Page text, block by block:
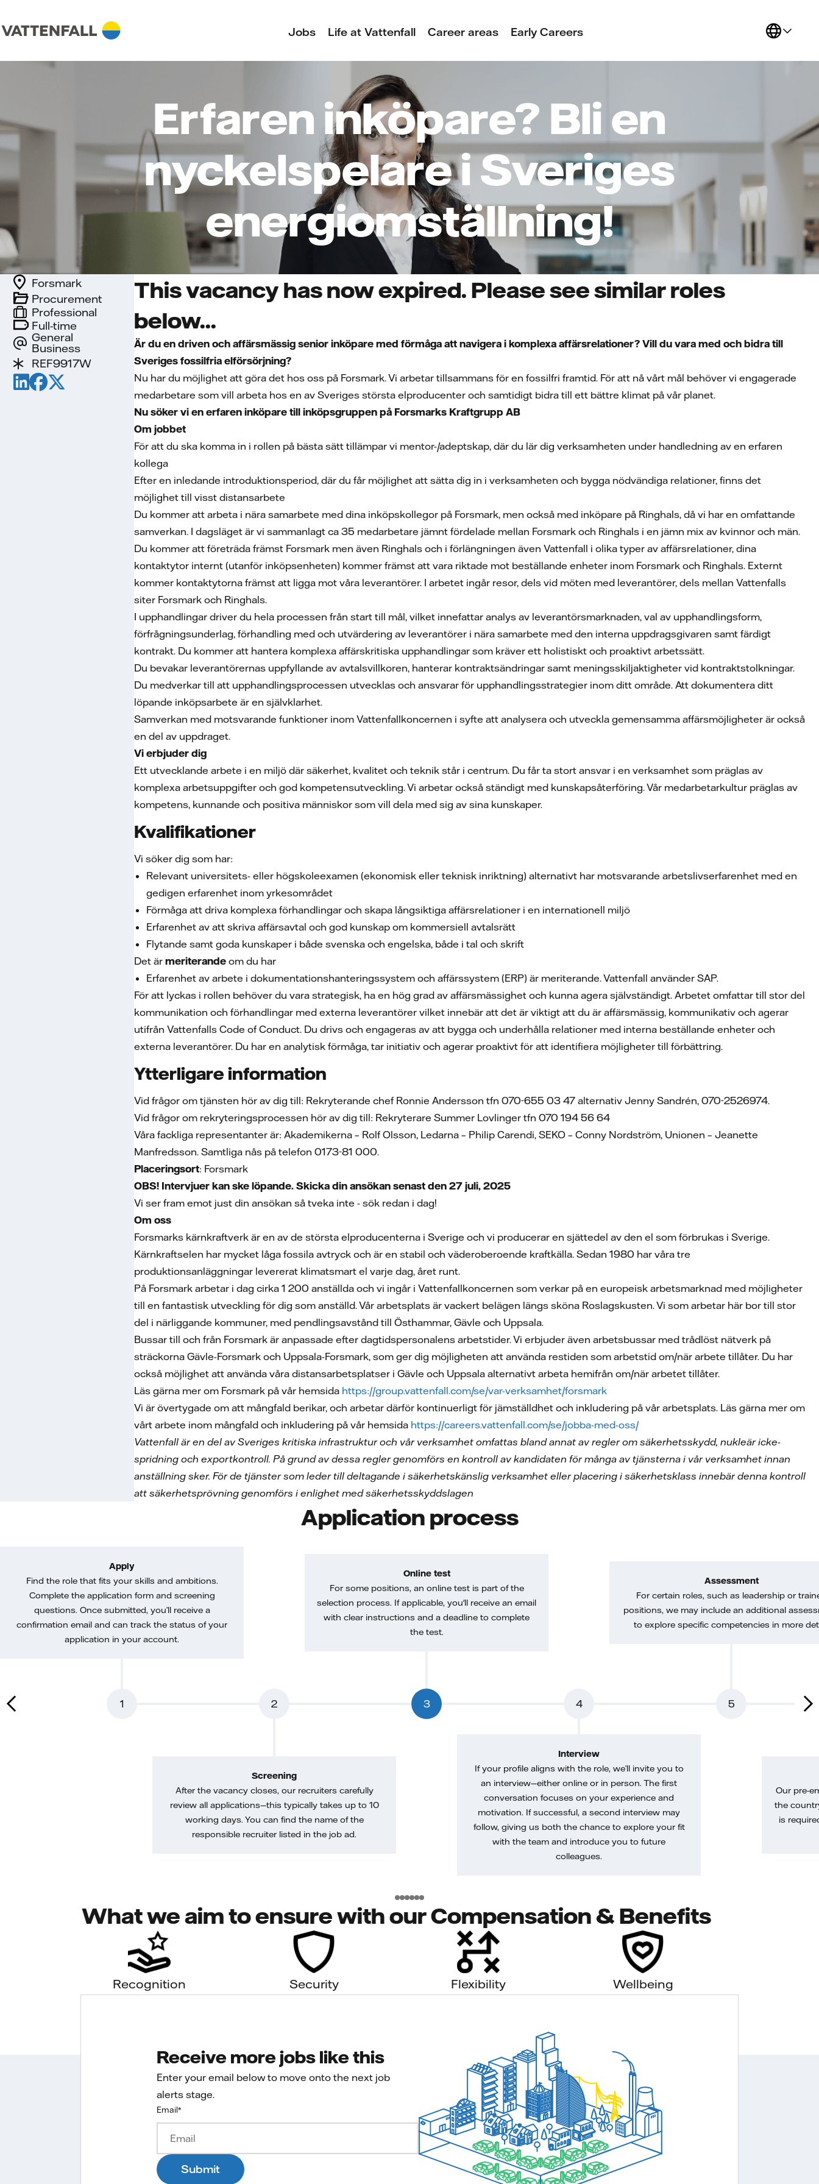
Jobs Life at Vattenfall Career areas Early Careers
Erfaren inköpare? Bli en
nyckelspelare i Sveriges
energiomställning!
Full-time
General
Business
Procurement
Forsmark
Professional
REF9917W
This vacancy has now expired. Please see similar roles
below...
Är du en driven och affärsmässig senior inköpare med förmåga att navigera i komplexa affärsrelationer? Vill du vara med och bidra till
Sveriges fossilfria elförsörjning?
Nu har du möjlighet att göra det hos oss på Forsmark. Vi arbetar tillsammans för en fossilfri framtid. För att nå vårt mål behöver vi engagerade
medarbetare som vill arbeta hos en av Sveriges största elproducenter och samtidigt bidra till ett bättre klimat på vår planet.
Nu söker vi en erfaren inköpare till inköpsgruppen på Forsmarks Kraftgrupp AB
Om jobbet
För att du ska komma in i rollen på bästa sätt tillämpar vi mentor-/adeptskap, där du lär dig verksamheten under handledning av en erfaren
kollega
Efter en inledande introduktionsperiod, där du får möjlighet att sätta dig in i verksamheten och bygga nödvändiga relationer, finns det
möjlighet till visst distansarbete
Du kommer att arbeta i nära samarbete med dina inköpskollegor på Forsmark, men också med inköpare på Ringhals, då vi har en omfattande
samverkan. I dagsläget är vi sammanlagt ca 35 medarbetare jämnt fördelade mellan Forsmark och Ringhals i en jämn mix av kvinnor och män.
Du kommer att företräda främst Forsmark men även Ringhals och i förlängningen även Vattenfall i olika typer av affärsrelationer, dina
kontaktytor internt (utanför inköpsenheten) kommer främst att vara riktade mot beställande enheter inom Forsmark och Ringhals. Externt
kommer kontaktytorna främst att ligga mot våra leverantörer. I arbetet ingår resor, dels vid möten med leverantörer, dels mellan Vattenfalls
siter Forsmark och Ringhals.
I upphandlingar driver du hela processen från start till mål, vilket innefattar analys av leverantörsmarknaden, val av upphandlingsform,
förfrågningsunderlag, förhandling med och utvärdering av leverantörer i nära samarbete med den interna uppdragsgivaren samt färdigt
kontrakt. Du kommer att hantera komplexa affärskritiska upphandlingar som kräver ett holistiskt och proaktivt arbetssätt.
Du bevakar leverantörernas uppfyllande av avtalsvillkoren, hanterar kontraktsändringar samt meningsskiljaktigheter vid kontraktstolkningar.
Du medverkar till att upphandlingsprocessen utvecklas och ansvarar för upphandlingsstrategier inom ditt område. Att dokumentera ditt
löpande inköpsarbete är en självklarhet.
Samverkan med motsvarande funktioner inom Vattenfallkoncernen i syfte att analysera och utveckla gemensamma affärsmöjligheter är också
en del av uppdraget.
Vi erbjuder dig
Ett utvecklande arbete i en miljö där säkerhet, kvalitet och teknik står i centrum. Du får ta stort ansvar i en verksamhet som präglas av
komplexa arbetsuppgifter och god kompetensutveckling. Vi arbetar också ständigt med kunskapsåterföring. Vår medarbetarkultur präglas av
kompetens, kunnande och positiva människor som vill dela med sig av sina kunskaper.
Kvalifikationer
Vi söker dig som har:
Relevant universitets- eller högskoleexamen (ekonomisk eller teknisk inriktning) alternativt har motsvarande arbetslivserfarenhet med en
gedigen erfarenhet inom yrkesområdet
Förmåga att driva komplexa förhandlingar och skapa långsiktiga affärsrelationer i en internationell miljö
Erfarenhet av att skriva affärsavtal och god kunskap om kommersiell avtalsrätt
Flytande samt goda kunskaper i både svenska och engelska, både i tal och skrift
Det är meriterandeom du har
Erfarenhet av arbete i dokumentationshanteringssystem och affärssystem (ERP) är meriterande. Vattenfall använder SAP.
För att lyckas i rollen behöver du vara strategisk, ha en hög grad av affärsmässighet och kunna agera självständigt. Arbetet omfattar till stor del
kommunikation och förhandlingar med externa leverantörer vilket innebär att det är viktigt att du är affärsmässig, kommunikativ och agerar
utifrån Vattenfalls Code of Conduct. Du drivs och engageras av att bygga och underhålla relationer med interna beställande enheter och
externa leverantörer. Du har en analytisk förmåga, tar initiativ och agerar proaktivt för att identifiera möjligheter till förbättring.
Ytterligare information
Vid frågor om tjänsten hör av dig till: Rekryterande chef Ronnie Andersson tfn 070-655 03 47 alternativ Jenny Sandrén, 070-2526974.
Vid frågor om rekryteringsprocessen hör av dig till: Rekryterare Summer Lovlinger tfn 070 194 56 64
Våra fackliga representanter är: Akademikerna – Rolf Olsson, Ledarna – Philip Carendi, SEKO – Conny Nordström, Unionen – Jeanette
Manfredsson. Samtliga nås på telefon 0173-81 000.
Placeringsort: Forsmark
OBS! Intervjuer kan ske löpande. Skicka din ansökan senast den 27 juli, 2025
Vi ser fram emot just din ansökan så tveka inte - sök redan i dag!
Om oss
Forsmarks kärnkraftverk är en av de största elproducenterna i Sverige och vi producerar en sjättedel av den el som förbrukas i Sverige.
Kärnkraftselen har mycket låga fossila avtryck och är en stabil och väderoberoende kraftkälla. Sedan 1980 har våra tre
produktionsanläggningar levererat klimatsmart el varje dag, året runt.
På Forsmark arbetar i dag cirka 1 200 anställda och vi ingår i Vattenfallkoncernen som verkar på en europeisk arbetsmarknad med möjligheter
till en fantastisk utveckling för dig som anställd. Vår arbetsplats är vackert belägen längs sköna Roslagskusten. Vi som arbetar här bor till stor
del i närliggande kommuner, med pendlingsavstånd till Östhammar, Gävle och Uppsala.
Bussar till och från Forsmark är anpassade efter dagtidspersonalens arbetstider. Vi erbjuder även arbetsbussar med trådlöst nätverk på
sträckorna Gävle-Forsmark och Uppsala-Forsmark, som ger dig möjligheten att använda restiden som arbetstid om/när arbete tillåter. Du har
också möjlighet att använda våra distansarbetsplatser i Gävle och Uppsala alternativt arbeta hemifrån om/när arbetet tillåter.
Läs gärna mer om Forsmark på vår hemsida https://group.vattenfall.com/se/var-verksamhet/forsmark
Vi är övertygade om att mångfald berikar, och arbetar därför kontinuerligt för jämställdhet och inkludering på vår arbetsplats. Läs gärna mer om
vårt arbete inom mångfald och inkludering på vår hemsida https://careers.vattenfall.com/se/jobba-med-oss/
Vattenfall är en del av Sveriges kritiska infrastruktur och vår verksamhet omfattas bland annat av regler om säkerhetsskydd, nukleär icke-
spridning och exportkontroll. På grund av dessa regler genomförs en kontroll av kandidaten för många av tjänsterna i vår verksamhet innan
anställning sker. För de tjänster som leder till deltagande i säkerhetskänslig verksamhet eller placering i säkerhetsklass innebär denna kontroll
att säkerhetsprövning genomförs i enlighet med säkerhetsskyddslagen
Application process
1
Apply
Find the role that fits your skills and ambitions.
Complete the application form and screening
questions. Once submitted, you’ll receive a
confirmation email and can track the status of your
application in your account.
2
Screening
After the vacancy closes, our recruiters carefully
review all applications—this typically takes up to 10
working days. You can find the name of the
responsible recruiter listed in the job ad.
3
Online test
For some positions, an online test is part of the
selection process. If applicable, you'll receive an email
with clear instructions and a deadline to complete
the test.
4
Interview
If your profile aligns with the role, we’ll invite you to
an interview—either online or in person. The first
conversation focuses on your experience and
motivation. If successful, a second interview may
follow, giving us both the chance to explore your fit
with the team and introduce you to future
colleagues.
5
Assessment
For certain roles, such as leadership or
positions, we may include an additional
to explore specific competencies in more
Our pre-
the
is
What we aim to ensure with our Compensation & Benefits
Recognition Security Flexibility Wellbeing
Receive more jobs like this
Enter your email below to move onto the next job
alerts stage.
Email*
Submit